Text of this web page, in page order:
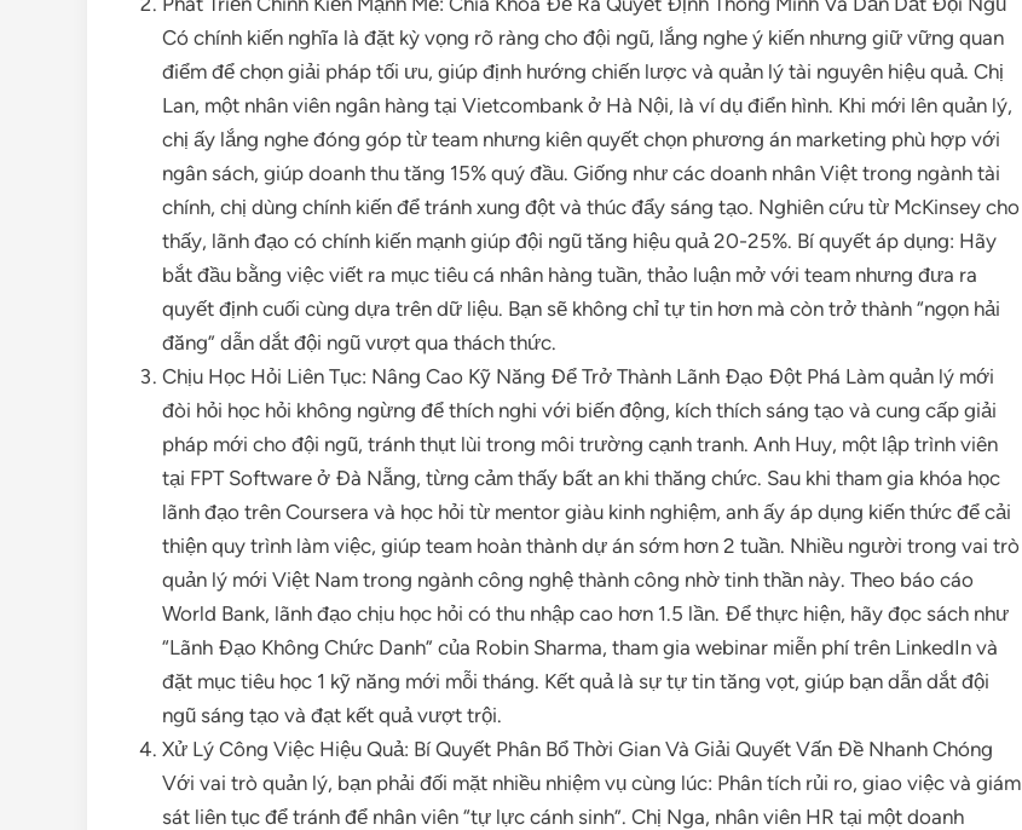
Có chính kiến nghĩa là đặt kỳ vọng rõ ràng cho đội ngũ, lắng nghe ý kiến nhưng giữ vững quan
điểm để chọn giải pháp tối ưu, giúp định hướng chiến lược và quản lý tài nguyên hiệu quả. Chị
Lan, một nhân viên ngân hàng tại Vietcombank ở Hà Nội, là ví dụ điển hình. Khi mới lên quản lý,
chị ấy lắng nghe đóng góp từ team nhưng kiên quyết chọn phương án marketing phù hợp với
ngân sách, giúp doanh thu tăng 15% quý đầu. Giống như các doanh nhân Việt trong ngành tài
chính, chị dùng chính kiến để tránh xung đột và thúc đẩy sáng tạo. Nghiên cứu từ McKinsey cho
thấy, lãnh đạo có chính kiến mạnh giúp đội ngũ tăng hiệu quả 20-25%. Bí quyết áp dụng: Hãy
bắt đầu bằng việc viết ra mục tiêu cá nhân hàng tuần, thảo luận mở với team nhưng đưa ra
quyết định cuối cùng dựa trên dữ liệu. Bạn sẽ không chỉ tự tin hơn mà còn trở thành “ngọn hải
đăng” dẫn dắt đội ngũ vượt qua thách thức.
Chịu Học Hỏi Liên Tục: Nâng Cao Kỹ Năng Để Trở Thành Lãnh Đạo Đột Phá Làm quản lý mới
đòi hỏi học hỏi không ngừng để thích nghi với biến động, kích thích sáng tạo và cung cấp giải
pháp mới cho đội ngũ, tránh thụt lùi trong môi trường cạnh tranh. Anh Huy, một lập trình viên
tại FPT Software ở Đà Nẵng, từng cảm thấy bất an khi thăng chức. Sau khi tham gia khóa học
lãnh đạo trên Coursera và học hỏi từ mentor giàu kinh nghiệm, anh ấy áp dụng kiến thức để cải
thiện quy trình làm việc, giúp team hoàn thành dự án sớm hơn 2 tuần. Nhiều người trong vai trò
quản lý mới Việt Nam trong ngành công nghệ thành công nhờ tinh thần này. Theo báo cáo
World Bank, lãnh đạo chịu học hỏi có thu nhập cao hơn 1.5 lần. Để thực hiện, hãy đọc sách như
“Lãnh Đạo Không Chức Danh” của Robin Sharma, tham gia webinar miễn phí trên LinkedIn và
đặt mục tiêu học 1 kỹ năng mới mỗi tháng. Kết quả là sự tự tin tăng vọt, giúp bạn dẫn dắt đội
ngũ sáng tạo và đạt kết quả vượt trội.
Xử Lý Công Việc Hiệu Quả: Bí Quyết Phân Bổ Thời Gian Và Giải Quyết Vấn Đề Nhanh Chóng
Với vai trò quản lý, bạn phải đối mặt nhiều nhiệm vụ cùng lúc: Phân tích rủi ro, giao việc và giám
sát liên tục để tránh để nhân viên “tự lực cánh sinh”. Chị Nga, nhân viên HR tại một doanh